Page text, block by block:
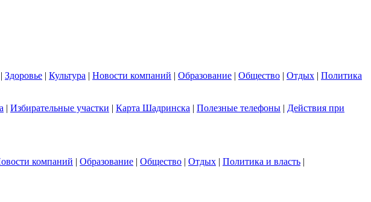
| Здоровье | Культура | Новости компаний | Образование | Общество | Отдых | Политика
| Избирательные участки | Карта Шадринска | Полезные телефоны | Действия при
компаний | Образование | Общество | Отдых | Политика и власть |